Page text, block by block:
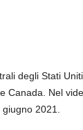
degli Stati
Canada. Nel
2021.